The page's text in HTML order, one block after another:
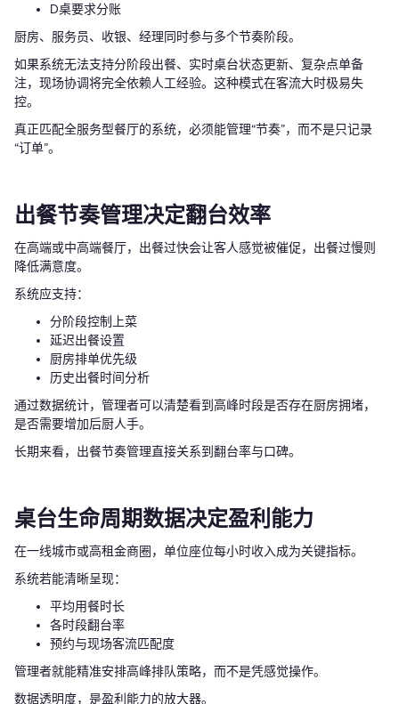
D桌要求分账
厨房、服务员、收银、经理同时参与多个节奏阶段。
如果系统无法支持分阶段出餐、实时桌台状态更新、复杂点单备
注，现场协调将完全依赖人工经验。这种模式在客流大时极易失
控。
真正匹配全服务型餐厅的系统，必须能管理“节奏”，而不是只记录
“订单”。
出餐节奏管理决定翻台效率
在高端或中高端餐厅，出餐过快会让客人感觉被催促，出餐过慢则
降低满意度。
系统应支持：
分阶段控制上菜
延迟出餐设置
厨房排单优先级
历史出餐时间分析
通过数据统计，管理者可以清楚看到高峰时段是否存在厨房拥堵，
是否需要增加后厨人手。
长期来看，出餐节奏管理直接关系到翻台率与口碑。
桌台生命周期数据决定盈利能力
在一线城市或高租金商圈，单位座位每小时收入成为关键指标。
系统若能清晰呈现：
平均用餐时长
各时段翻台率
预约与现场客流匹配度
管理者就能精准安排高峰排队策略，而不是凭感觉操作。
数据透明度，是盈利能力的放大器。